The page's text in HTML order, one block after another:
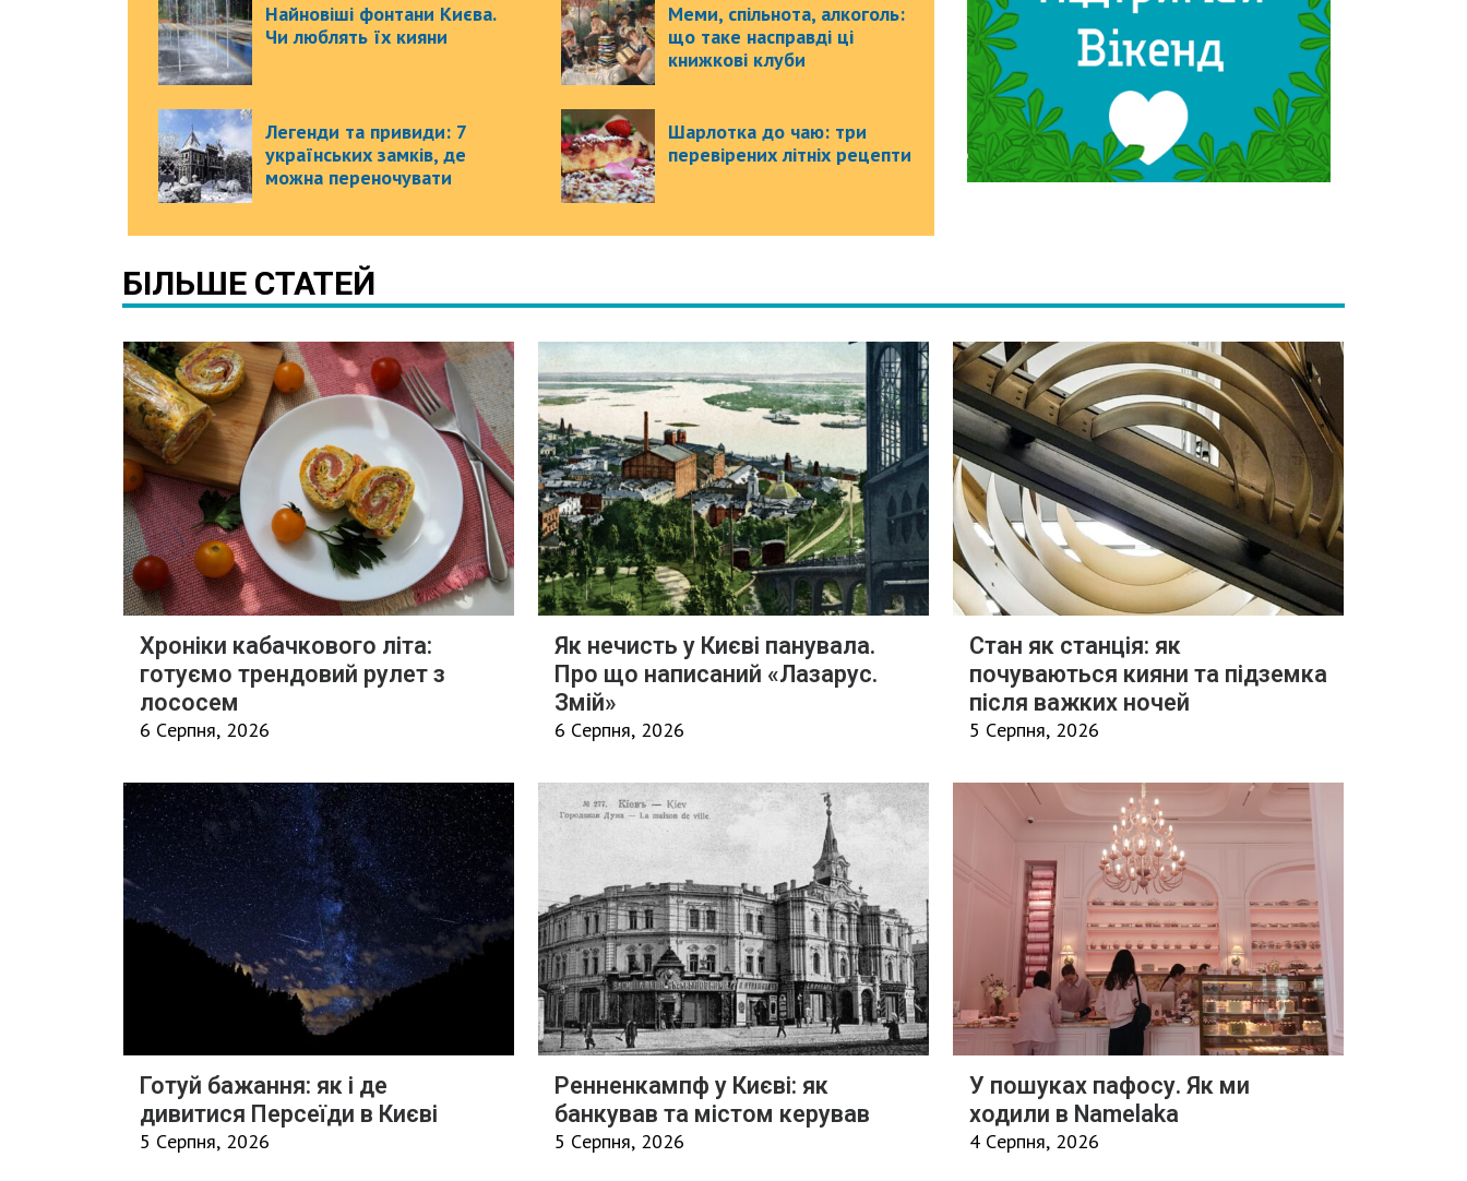
Найновіші фонтани Києва.
Чи люблять їх кияни
Меми, спільнота, алкоголь:
що таке насправді ці
книжкові клуби
Легенди та привиди: 7
українських замків, де
можна переночувати
Шарлотка до чаю: три
перевірених літніх рецепти
БІЛЬШЕ СТАТЕЙ
Хроніки кабачкового літа:
готуємо трендовий рулет з
лососем
6 Серпня, 2026
Як нечисть у Києві панувала.
Про що написаний «Лазарус.
Змій»
6 Серпня, 2026
Стан як станція: як
почуваються кияни та підземка
після важких ночей
5 Серпня, 2026
Готуй бажання: як і де
дивитися Персеїди в Києві
5 Серпня, 2026
Ренненкампф у Києві: як
банкував та містом керував
5 Серпня, 2026
У пошуках пафосу. Як ми
ходили в Namelaka
4 Серпня, 2026